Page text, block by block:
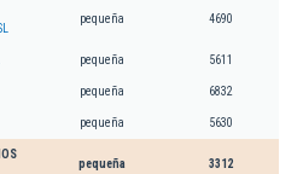
pequeña 4690
pequeña 5611
pequeña 6832
pequeña 5630
pequeña 3312